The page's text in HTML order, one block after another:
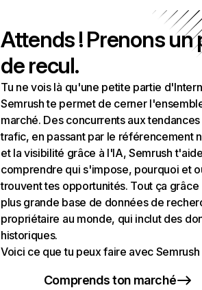
Attends ! Prenons un
de recul.
Tu ne vois là qu'une petite partie
Semrush te permet de cerner
marché. Des concurrents aux
trafic, en passant par le référencement
et la visibilité grâce à l'IA, Semrush
comprendre qui s'impose, pourquoi et
trouvent tes opportunités. Tout ça grâce
plus grande base de données de
propriétaire au monde, qui inclut des
historiques.
Voici ce que tu peux faire avec Semrush
Comprends ton marché